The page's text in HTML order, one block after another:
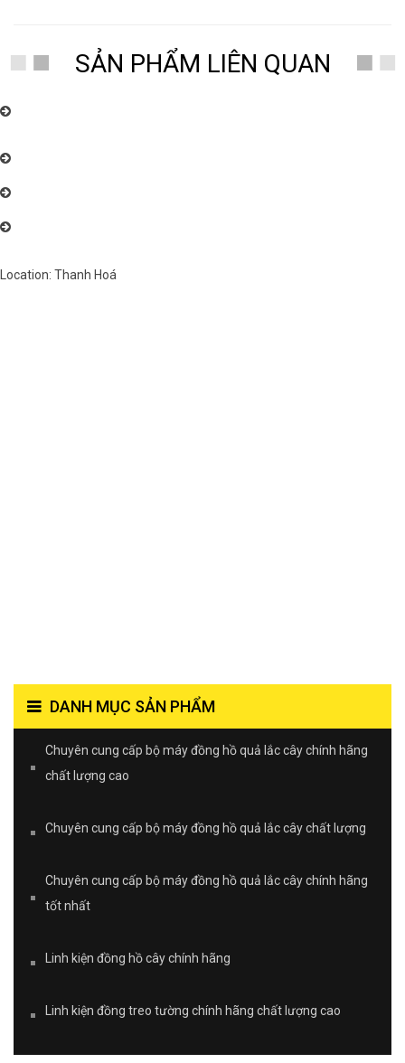
SẢN PHẨM LIÊN QUAN
Location: Thanh Hoá
DANH MỤC SẢN PHẨM
Chuyên cung cấp bộ máy đồng hồ quả lắc cây chính hãng
chất lượng cao
Chuyên cung cấp bộ máy đồng hồ quả lắc cây chất lượng
Chuyên cung cấp bộ máy đồng hồ quả lắc cây chính hãng
tốt nhất
Linh kiện đồng hồ cây chính hãng
Linh kiện đồng treo tường chính hãng chất lượng cao